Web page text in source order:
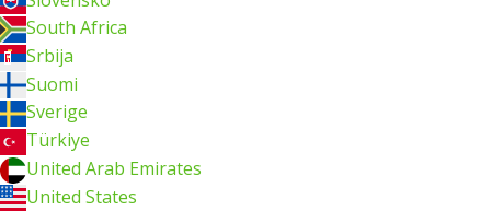
South Africa
Srbija
Suomi
Sverige
Türkiye
United Arab Emirates
United States